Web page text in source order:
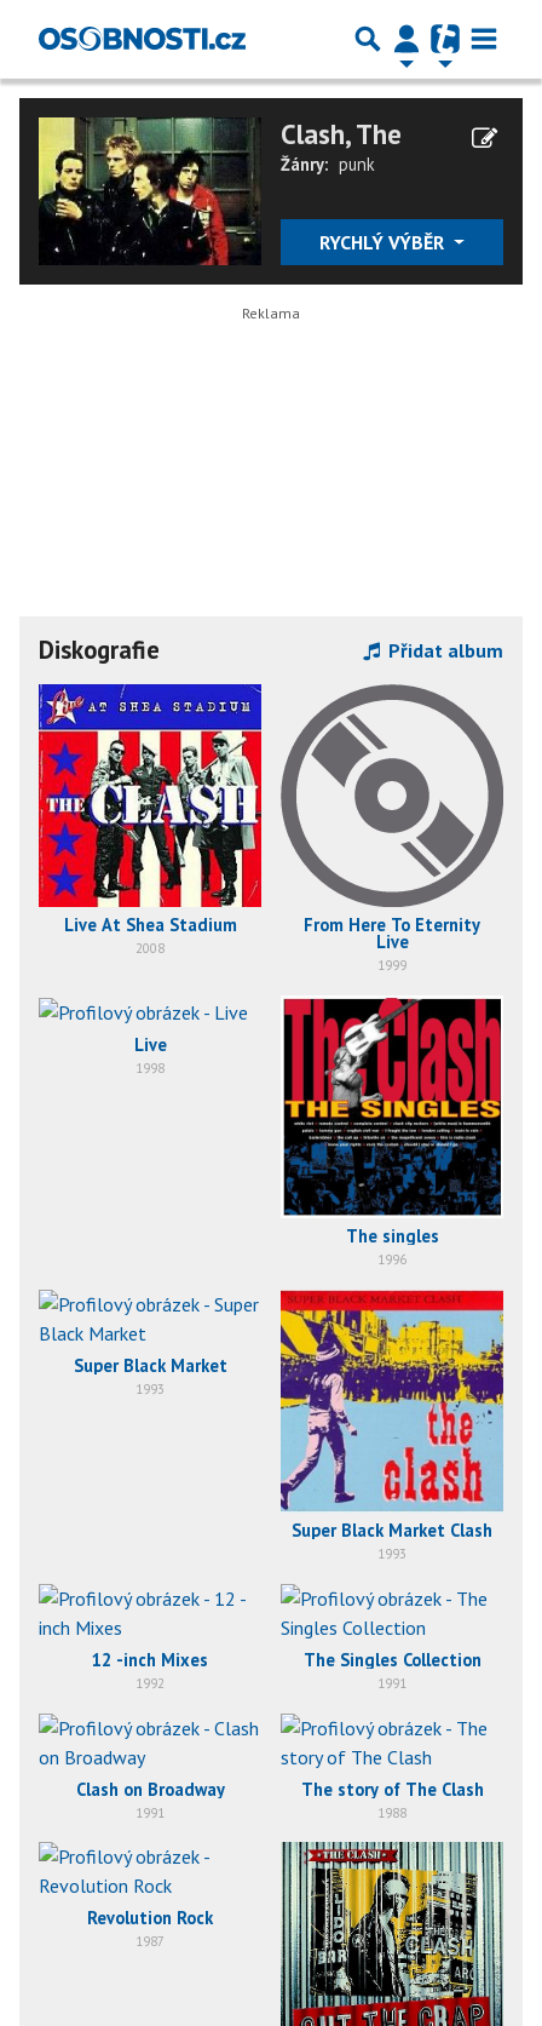
Clash, The
Žánry: punk
RYCHLÝ VÝBĚR
Diskografie Přidat album
Live At Shea Stadium
2008
From Here To Eternity
Live
1999
Live
1998
The singles
1996
Super Black Market
1993
Super Black Market Clash
1993
12 -inch Mixes
1992
The Singles Collection
1991
Clash on Broadway
1991
The story of The Clash
1988
Revolution Rock
1987